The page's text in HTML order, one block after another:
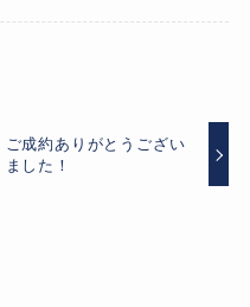
ご成約ありがとうござい
ました！